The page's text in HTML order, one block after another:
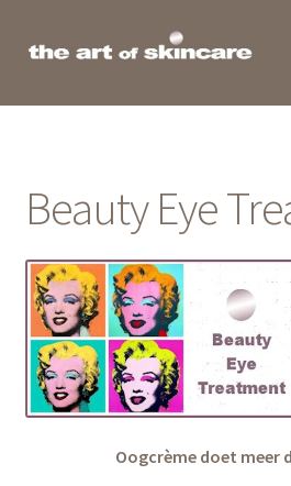
Ga
Ga
Home
Producten
Actueel
Team
Beauty Award
Beauty Eye
Oogcrème doet meer